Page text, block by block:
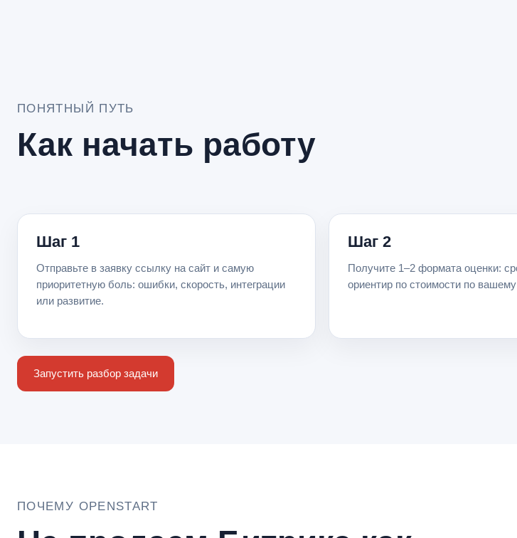
ПОНЯТНЫЙ ПУТЬ
Как начать работу
Шаг 1
Отправьте в заявку ссылку на сайт и самую
приоритетную боль: ошибки, скорость, интеграции
или развитие.
Шаг 2
Получите 1–2 формата оценки:
ориентир по стоимости по
Запустить разбор задачи
ПОЧЕМУ OPENSTART